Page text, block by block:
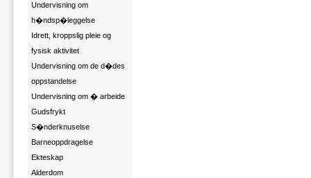
Undervisning om
h�ndsp�leggelse
Idrett, kroppslig pleie og
fysisk aktivitet
Undervisning om de d�des
oppstandelse
Undervisning om � arbeide
Gudsfrykt
S�nderknuselse
Barneoppdragelse
Ekteskap
Alderdom